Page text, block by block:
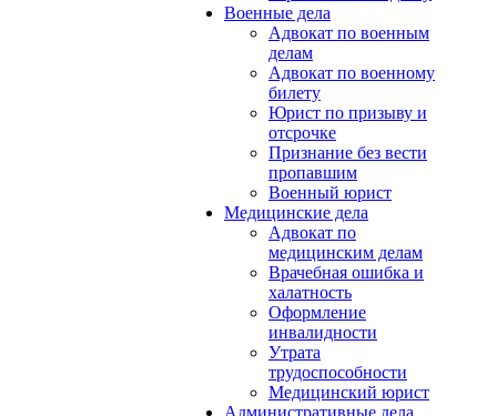
Военные дела
Адвокат по военным
делам
Адвокат по военному
билету
Юрист по призыву и
отсрочке
Признание без вести
пропавшим
Военный юрист
Медицинские дела
Адвокат по
медицинским делам
Врачебная ошибка и
халатность
Оформление
инвалидности
Утрата
трудоспособности
Медицинский юрист
Административные дела